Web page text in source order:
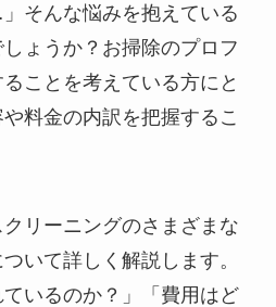
そんな悩みを抱えている
ょうか？お掃除のプロフ
ことを考えている方にと
料金の内訳を把握するこ
リーニングのさまざまな
いて詳しく解説します。
ているのか？」「費用はど